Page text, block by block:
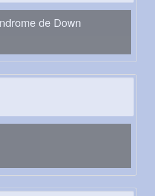
de Down